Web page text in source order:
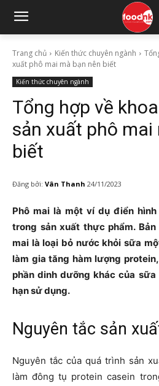
Trang chủ Kiến thức chuyên ngành
xuất phô mai mà bạn nên biết
Kiến thức chuyên ngành
Tổng hợp về
sản xuất phô mai
biết
Đăng bởi: Vân Thanh 24/11/2023
Phô mai là một ví dụ điển
trong sản xuất thực phẩm.
mai là loại bỏ nước khỏi sữa
làm gia tăng hàm lượng
phần dinh dưỡng khác của
hạn sử dụng.
Nguyên tắc sản
Nguyên tắc của quá trình sản
làm đông tụ protein casein